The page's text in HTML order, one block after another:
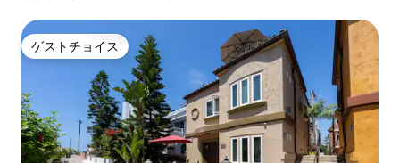
ゲストチョイス
ゲストチョイス